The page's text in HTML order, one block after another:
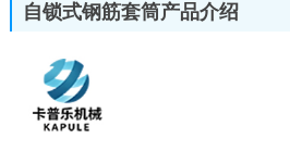
自锁式钢筋套筒产品介绍